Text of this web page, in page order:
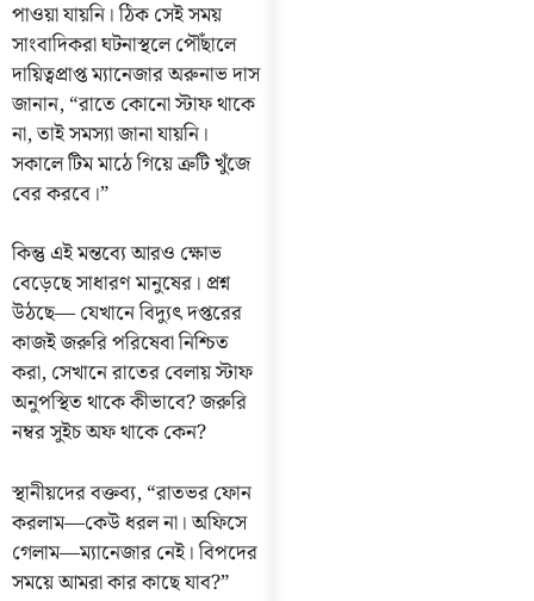
পাওয়া যায়নি। ঠিক সেই সময়
সাংবাদিকরা ঘটনাস্থলে পৌঁছালে
দায়িত্বপ্রাপ্ত ম্যানেজার অরুনাভ দাস
জানান, “রাতে কোনো স্টাফ থাকে
না, তাই সমস্যা জানা যায়নি।
সকালে টিম মাঠে গিয়ে ত্রুটি খুঁজে
বের করবে।”
কিন্তু এই মন্তব্যে আরও ক্ষোভ
বেড়েছে সাধারণ মানুষের। প্রশ্ন
উঠছে— যেখানে বিদ্যুৎ দপ্তরের
কাজই জরুরি পরিষেবা নিশ্চিত
করা, সেখানে রাতের বেলায় স্টাফ
অনুপস্থিত থাকে কীভাবে? জরুরি
নম্বর সুইচ অফ থাকে কেন?
স্থানীয়দের বক্তব্য, “রাতভর ফোন
করলাম—কেউ ধরল না। অফিসে
গেলাম—ম্যানেজার নেই। বিপদের
সময়ে আমরা কার কাছে যাব?”